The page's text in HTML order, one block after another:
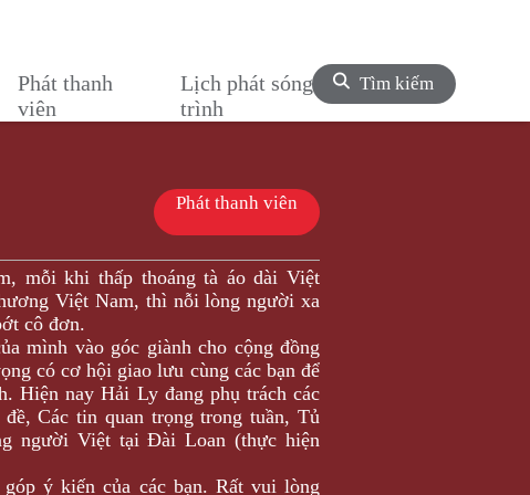
Phát thanh
viên
Lịch phát sóng chương
trình
Tìm kiếm
Phát thanh viên
mỗi khi thấp thoáng tà áo dài Việt
Việt Nam, thì nỗi lòng người xa
cô đơn.
mình vào góc giành cho cộng đồng
có cơ hội giao lưu cùng các bạn để
Hiện nay Hải Ly đang phụ trách các
Các tin quan trọng trong tuần, Tủ
người Việt tại Đài Loan (thực hiện
ý kiến của các bạn. Rất vui lòng